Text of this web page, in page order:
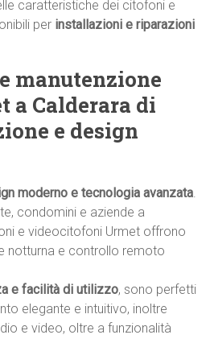
caratteristiche dei citofoni e
per installazioni e riparazioni
manutenzione
a Calderara di
e design
moderno e tecnologia avanzata.
condomini e aziende a
e videocitofoni Urmet offrono
notturna e controllo remoto
e facilità di utilizzo, sono perfetti
elegante e intuitivo, inoltre
e video, oltre a funzionalità